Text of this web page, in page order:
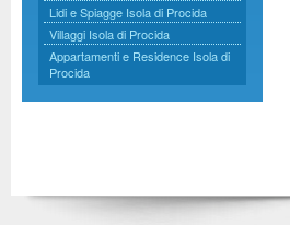
Lidi e Spiagge Isola di Procida
Villaggi Isola di Procida
Appartamenti e Residence Isola di
Procida